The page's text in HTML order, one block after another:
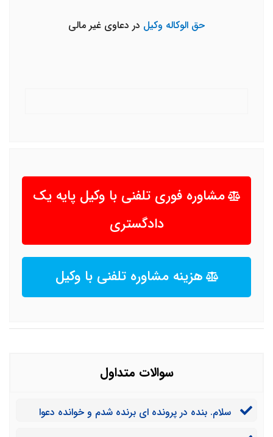
حق الوکاله وکیل در دعاوی غیر مالی
مشاوره فوری تلفنی با وکیل پایه یک
دادگستری
هزینه مشاوره تلفنی با وکیل
سوالات متداول
سلام. بنده در پرونده ای برنده شدم و خوانده دعوا